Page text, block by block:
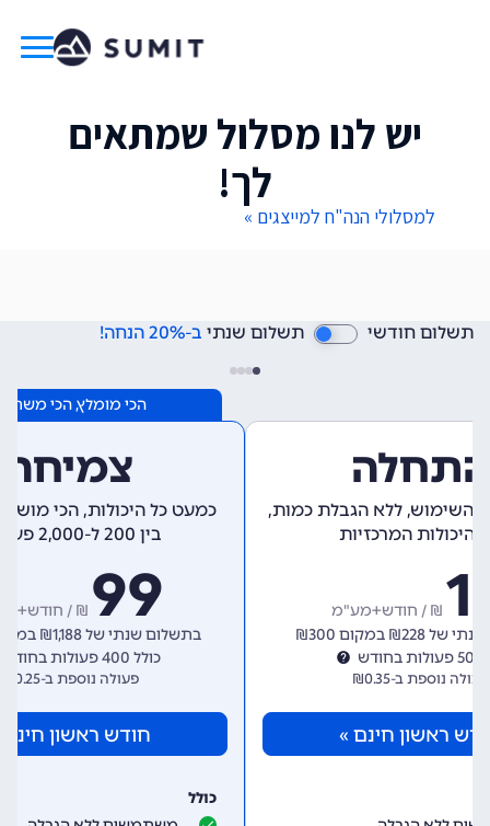
יש לנו מסלול שמתאים
לך!
למסלולי הנה"ח למייצגים »